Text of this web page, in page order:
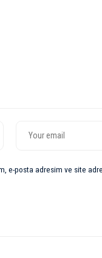
e-posta adresim ve site